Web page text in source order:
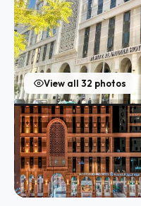
View all 32 photos